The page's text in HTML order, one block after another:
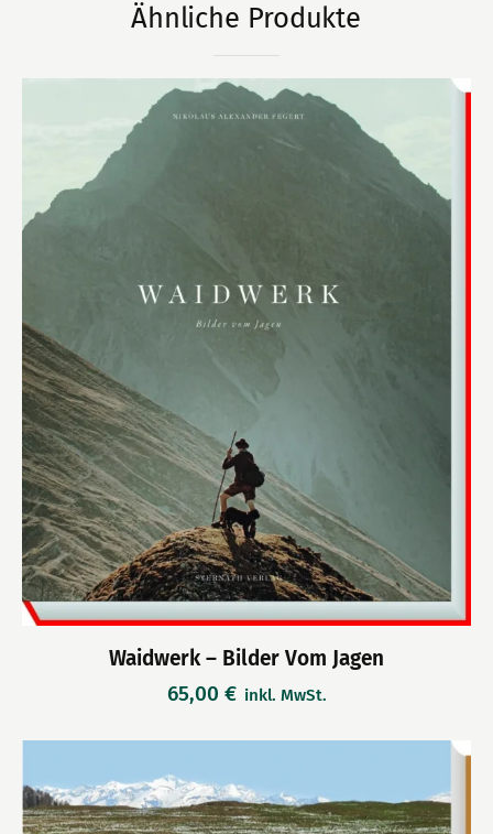
Ähnliche Produkte
Waidwerk – Bilder Vom Jagen
65,00 € inkl. MwSt.